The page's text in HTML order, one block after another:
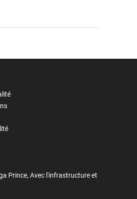
Prince, Avec l'infrastructure et